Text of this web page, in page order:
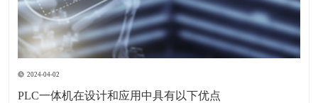
2024-04-02
PLC一体机在设计和应用中具有以下优点